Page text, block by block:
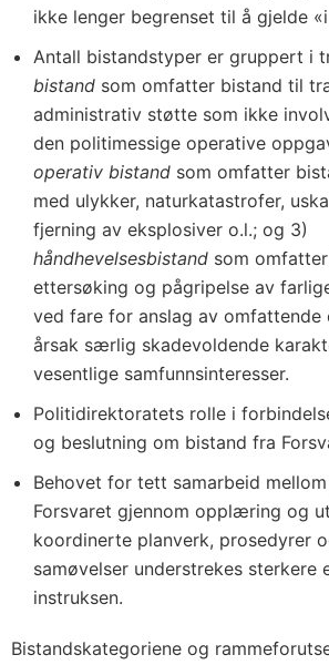
ikke lenger begrenset til å gjelde
Antall bistandstyper er gruppert i
bistand som omfatter bistand til
administrativ støtte som ikke
den politimessige operative
operativ bistand som omfatter
med ulykker, naturkatastrofer,
fjerning av eksplosiver o.l.; og 3)
håndhevelsesbistand som
ettersøking og pågripelse av
ved fare for anslag av omfattende
årsak særlig skadevoldende
vesentlige samfunnsinteresser.
Politidirektoratets rolle i
og beslutning om bistand fra
Behovet for tett samarbeid
Forsvaret gjennom opplæring og
koordinerte planverk, prosedyrer
samøvelser understrekes sterkere
instruksen.
Bistandskategoriene og